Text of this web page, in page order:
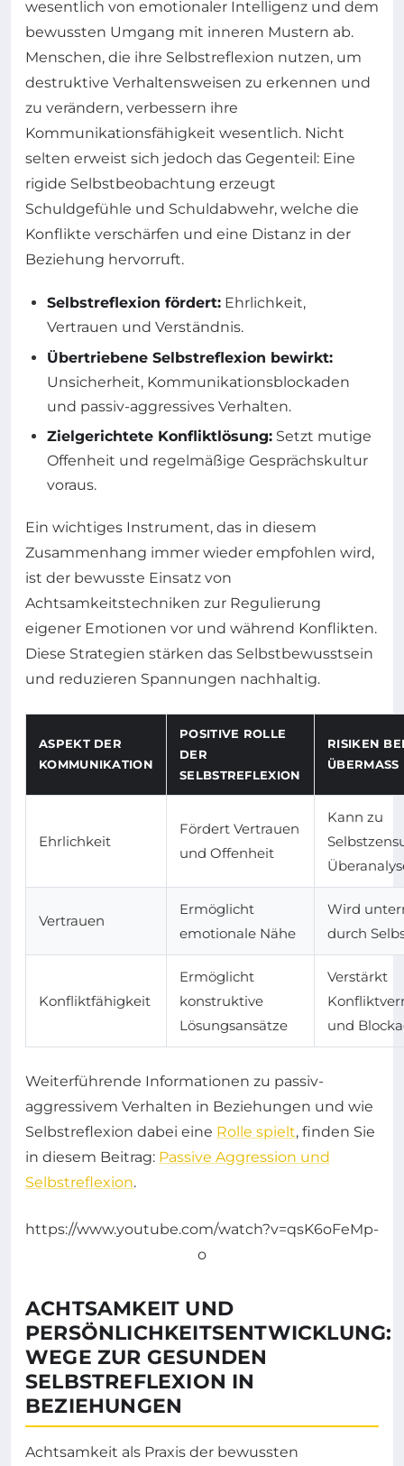
wesentlich von emotionaler Intelligenz und dem
bewussten Umgang mit inneren Mustern ab.
Menschen, die ihre Selbstreflexion nutzen, um
destruktive Verhaltensweisen zu erkennen und
zu verändern, verbessern ihre
Kommunikationsfähigkeit wesentlich. Nicht
selten erweist sich jedoch das Gegenteil: Eine
rigide Selbstbeobachtung erzeugt
Schuldgefühle und Schuldabwehr, welche die
Konflikte verschärfen und eine Distanz in der
Beziehung hervorruft.
Selbstreflexion fördert: Ehrlichkeit,
Vertrauen und Verständnis.
Übertriebene Selbstreflexion bewirkt:
Unsicherheit, Kommunikationsblockaden
und passiv-aggressives Verhalten.
Zielgerichtete Konfliktlösung: Setzt mutige
Offenheit und regelmäßige Gesprächskultur
voraus.
Ein wichtiges Instrument, das in diesem
Zusammenhang immer wieder empfohlen wird,
ist der bewusste Einsatz von
Achtsamkeitstechniken zur Regulierung
eigener Emotionen vor und während Konflikten.
Diese Strategien stärken das Selbstbewusstsein
und reduzieren Spannungen nachhaltig.
ASPEKT DER
KOMMUNIKATION
POSITIVE ROLLE
DER
SELBSTREFLEXION
RISIKEN
ÜBERMASS
Ehrlichkeit
Fördert Vertrauen
und Offenheit
Kann zu
Vertrauen
Ermöglicht
emotionale Nähe
Wird
durch
Konfliktfähigkeit
Ermöglicht
konstruktive
Lösungsansätze
Verstärkt
und
Weiterführende Informationen zu passiv-
aggressivem Verhalten in Beziehungen und wie
Selbstreflexion dabei eine Rolle spielt, finden Sie
in diesem Beitrag: Passive Aggression und
Selbstreflexion.
https://www.youtube.com/watch?v=qsK6oFeMp-
o
ACHTSAMKEIT UND
PERSÖNLICHKEITSENTWICKLUNG:
WEGE ZUR GESUNDEN
SELBSTREFLEXION IN
BEZIEHUNGEN
Achtsamkeit als Praxis der bewussten